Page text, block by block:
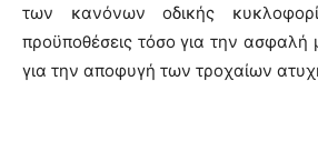
των κανόνων οδικής
προϋποθέσεις τόσο για την ασφαλή
για την αποφυγή των τροχαίων